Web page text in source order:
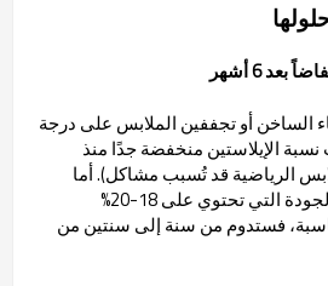
6 أشهر
الساخن أو تجففين الملابس على درجة
نسبة الإيلاستين منخفضة جدًا منذ
من 15% للملابس الرياضية قد تُسبب مشاكل). أما
السراويل الضيقة عالية الجودة التي تحتوي على 18-20%
فستدوم من سنة إلى سنتين من